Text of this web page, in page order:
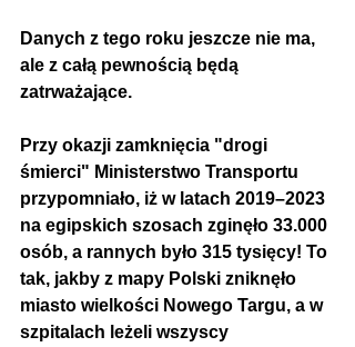
Danych z tego roku jeszcze nie ma,
ale z całą pewnością będą
zatrważające.
Przy okazji zamknięcia "drogi
śmierci" Ministerstwo Transportu
przypomniało, iż w latach 2019–2023
na egipskich szosach zginęło 33.000
osób, a rannych było 315 tysięcy! To
tak, jakby z mapy Polski zniknęło
miasto wielkości Nowego Targu, a w
szpitalach leżeli wszyscy